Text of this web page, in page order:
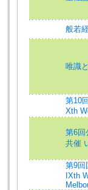
般若
唯識
第10
Xth
第6回
共催
第9回
IXth